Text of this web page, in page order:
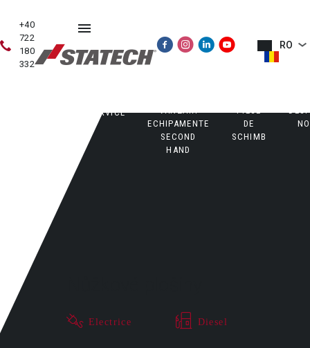
+40
722
180
332
RO
SERVICE
VÂNZĂRI
ECHIPAMENTE
SECOND
HAND
PIESE
DE
SCHIMB
Electrice Diesel